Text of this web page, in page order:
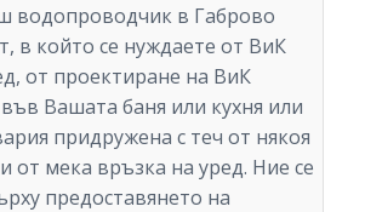
водопроводчик в Габрово
в който се нуждаете от ВиК
от проектиране на ВиК
Вашата баня или кухня или
придружена с теч от някоя
от мека връзка на уред. Ние се
предоставянето на